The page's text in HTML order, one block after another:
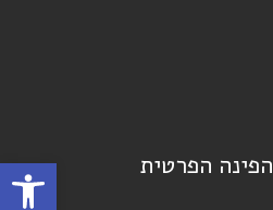
פתח הפינה הפרטית